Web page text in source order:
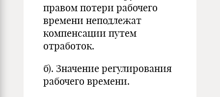
правом потери рабочего
времени неподлежат
компенсации путем
отработок.
б). Значение регулирования
рабочего времени.